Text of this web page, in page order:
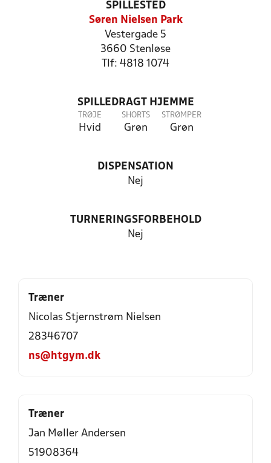
SPILLESTED
Søren Nielsen Park
Vestergade 5
3660 Stenløse
Tlf: 4818 1074
SPILLEDRAGT HJEMME
TRØJE
Hvid
SHORTS
Grøn
STRØMPER
Grøn
DISPENSATION
Nej
TURNERINGSFORBEHOLD
Nej
Træner
Nicolas Stjernstrøm Nielsen
28346707
ns@htgym.dk
Træner
Jan Møller Andersen
51908364